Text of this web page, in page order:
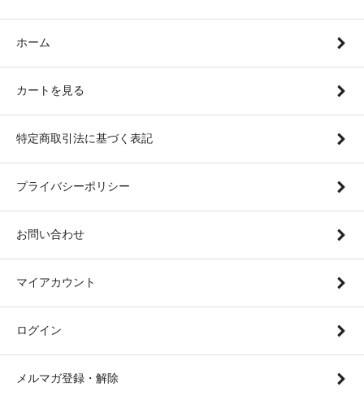
ホーム
カートを見る
特定商取引法に基づく表記
プライバシーポリシー
お問い合わせ
マイアカウント
ログイン
メルマガ登録・解除